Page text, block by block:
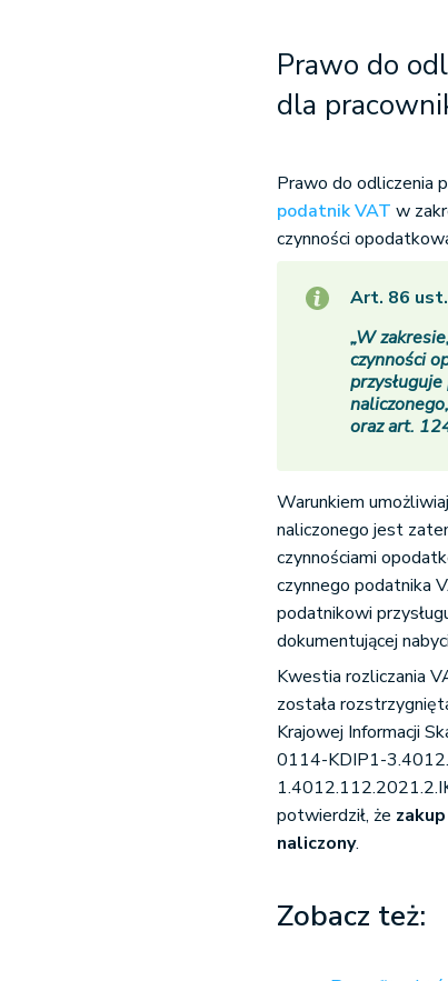
Prawo do
dla
Prawo do odliczenia
podatnik VAT w
czynności
Art. 86
„W
czynności
oraz art.
Warunkiem
naliczonego jest
czynnościami
czynnego podatnika
podatnikowi
dokumentującej
Kwestia rozliczania
została
Krajowej Informacji
0114-KDIP1-
potwierdził, że
naliczony.
Zobacz też: